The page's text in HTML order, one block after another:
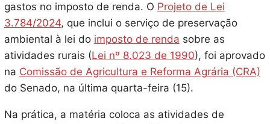
gastos no imposto de renda. O Projeto de Lei
3.784/2024, que inclui o serviço de preservação
ambiental à lei do imposto de renda sobre as
atividades rurais (Lei nº 8.023 de 1990), foi aprovado
na Comissão de Agricultura e Reforma Agrária (CRA)
do Senado, na última quarta-feira (15).
Na prática, a matéria coloca as atividades de